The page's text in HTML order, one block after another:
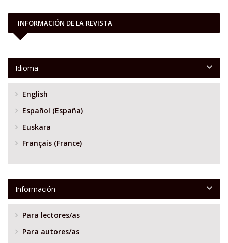
INFORMACIÓN DE LA REVISTA
Idioma
English
Español (España)
Euskara
Français (France)
Información
Para lectores/as
Para autores/as